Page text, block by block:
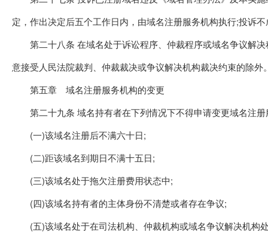
定，作出决定后五个工作日内，由域名注册服务机构执行;投诉
第二十八条 在域名处于诉讼程序、仲裁程序或域名争议解决
意接受人民法院裁判、仲裁裁决或争议解决机构裁决约束的除外
第五章 域名注册服务机构的变更
第二十九条 域名持有者在下列情况下不得申请变更域名注册
(一)该域名注册后不满六十日;
(二)距该域名到期日不满十五日;
(三)该域名处于拖欠注册费用状态中;
(四)该域名持有者的主体身份不清楚或者存在争议;
(五)该域名处于在司法机构、仲裁机构或域名争议解决机构